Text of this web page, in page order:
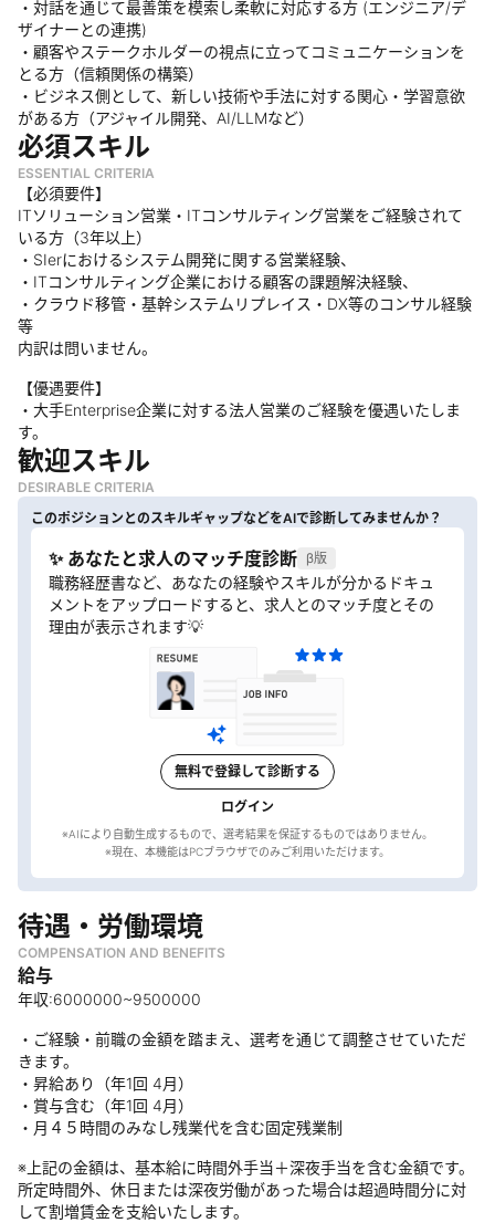
・対話を通じて最善策を模索し柔軟に対応する方 (エンジニア/デ
ザイナーとの連携)
・顧客やステークホルダーの視点に立ってコミュニケーションを
とる方（信頼関係の構築）
・ビジネス側として、新しい技術や手法に対する関心・学習意欲
がある方（アジャイル開発、AI/LLMなど）
必須スキル
ESSENTIAL CRITERIA
【必須要件】
ITソリューション営業・ITコンサルティング営業をご経験されて
いる方（3年以上）
・SIerにおけるシステム開発に関する営業経験、
・ITコンサルティング企業における顧客の課題解決経験、
・クラウド移管・基幹システムリプレイス・DX等のコンサル経験
等
内訳は問いません。
【優遇要件】
・大手Enterprise企業に対する法人営業のご経験を優遇いたしま
す。
歓迎スキル
DESIRABLE CRITERIA
このポジションとのスキルギャップなどをAIで診断してみませんか？
✨ あなたと求人のマッチ度診断 β版
職務経歴書など、あなたの経験やスキルが分かるドキュ
メントをアップロードすると、求人とのマッチ度とその
理由が表示されます💡
無料で登録して診断する
ログイン
※AIにより自動生成するもので、選考結果を保証するものではありません。
待遇・労働環境
COMPENSATION AND BENEFITS
給与
年収:6000000~9500000
・ご経験・前職の金額を踏まえ、選考を通じて調整させていただ
きます。
・昇給あり（年1回 4月）
・賞与含む（年1回 4月）
・月４５時間のみなし残業代を含む固定残業制
※上記の金額は、基本給に時間外手当＋深夜手当を含む金額です。
所定時間外、休日または深夜労働があった場合は超過時間分に対
して割増賃金を支給いたします。